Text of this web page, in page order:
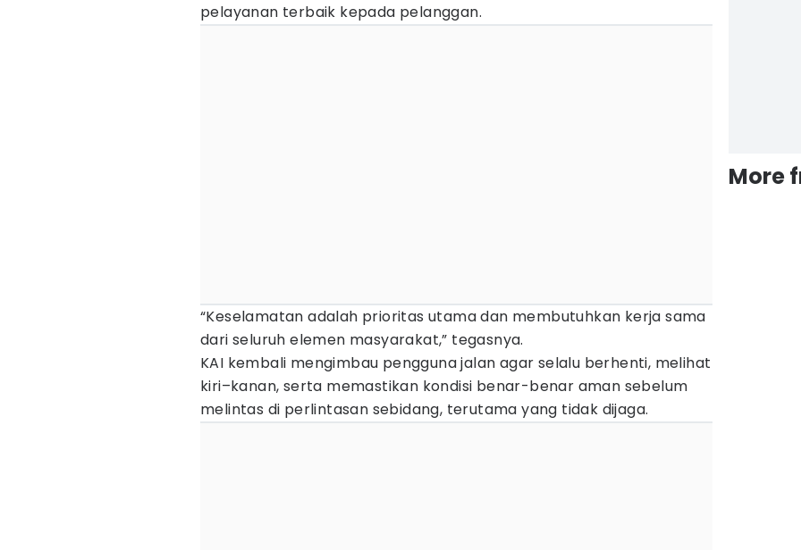
pelayanan terbaik kepada pelanggan.
“Keselamatan adalah prioritas utama dan membutuhkan kerja sama
dari seluruh elemen masyarakat,” tegasnya.
KAI kembali mengimbau pengguna jalan agar selalu berhenti, melihat
kiri–kanan, serta memastikan kondisi benar-benar aman sebelum
melintas di perlintasan sebidang, terutama yang tidak dijaga.
More